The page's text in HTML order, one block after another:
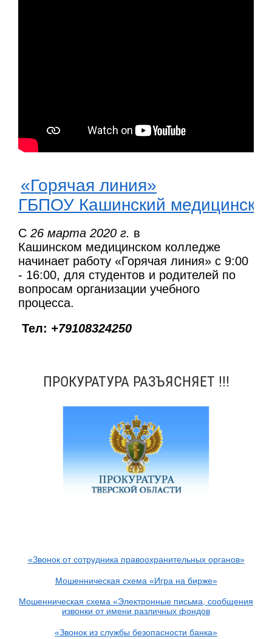
«Горячая линия»
ГБПОУ Кашинский
С 26 марта 2020 г. в
Кашинском медицинском колледже
начинает работу «Горячая линия» с 9:00
- 16:00, для студентов и родителей по
вопросам организации учебного
процесса.
Тел: +79108324250
ПРОКУРАТУРА РАЗЪЯСНЯЕТ !!!
«Звонок от сотрудника правоохранительных органов»
Мошенническая схема «Игра на бирже»
Мошенническая схема «Электронные письма, сообщения
извонки от имени различных фондов
«Звонок из службы безопасности банка»